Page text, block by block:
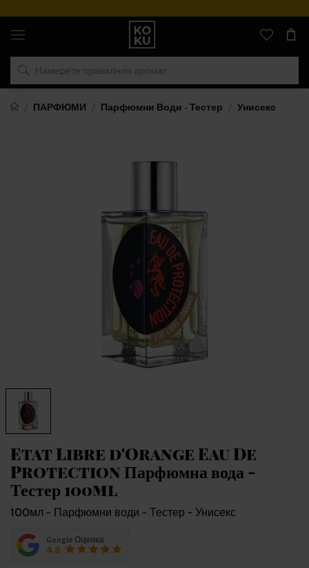
Оригинални
парфюми
часовници
на
място
ПАРФЮМИ
Парфюмни Води - Тестер Унисекс
Etat Libre d'Orange Eau De
Protection Парфюмна вода -
Тестер 100ml
100мл - Парфюмни води - Тестер - Унисекс
Google Оценка
4.8